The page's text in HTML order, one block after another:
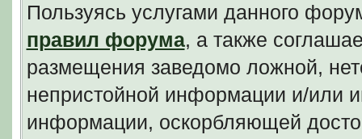
Пользуясь услугами данного
правил форума, а также
размещения заведомо ложной,
непристойной информации и/или
информации, оскорбляющей